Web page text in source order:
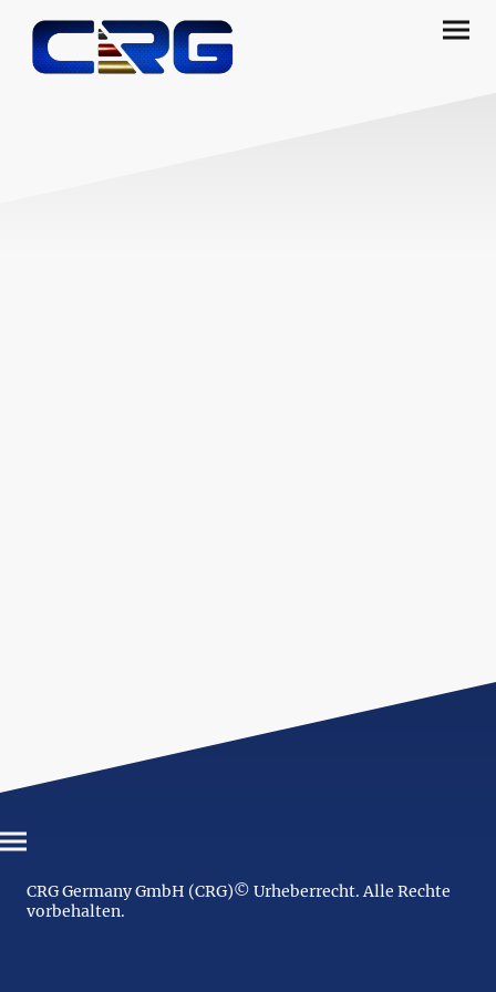
CRG Germany GmbH (CRG)© Urheberrecht. Alle Rechte
vorbehalten.